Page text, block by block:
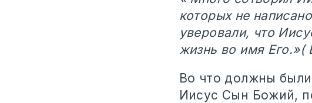
которых не
уверовали, что
жизнь во имя Его.»(
Во что должны
Иисус Сын Божий,